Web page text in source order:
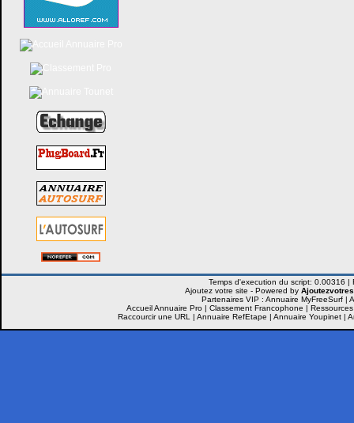
Ajoutez votre site - Powered by
Partenaires VIP : Annuaire MyFreeSurf|
Accueil Annuaire Pro| Classement Francophone |
Raccourcir une URL
| Annuaire RefEtape | Annuaire Youpinet |